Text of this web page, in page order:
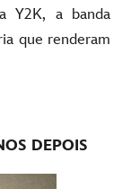
Y2K, a banda
que renderam
DEPOIS